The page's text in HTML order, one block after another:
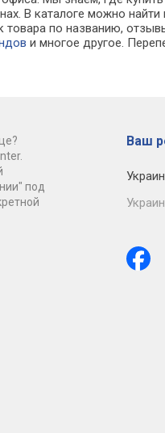
В каталоге можно
по названию,
и многое другое.
под
Ваш